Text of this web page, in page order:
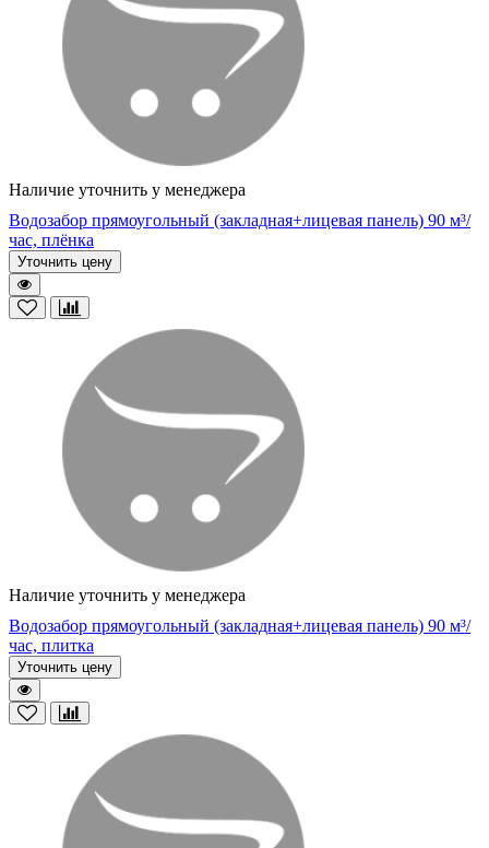
Наличие уточнить у менеджера
Водозабор прямоугольный (закладная+лицевая панель) 90 м³/
час, плёнка
Уточнить цену
Наличие уточнить у менеджера
Водозабор прямоугольный (закладная+лицевая панель) 90 м³/
час, плитка
Уточнить цену